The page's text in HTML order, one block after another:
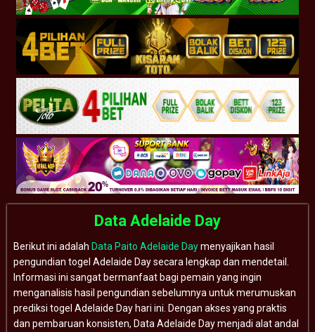
Data Adelaide Day
Berikut ini adalah Data Paito Adelaide Daymenyajikan hasil
pengundian togel Adelaide Day secara lengkap dan mendetail.
Informasi ini sangat bermanfaat bagi pemain yang ingin
menganalisis hasil pengundian sebelumnya untuk merumuskan
prediksi togel Adelaide Day hari ini. Dengan akses yang praktis
dan pembaruan konsisten, Data Adelaide Day menjadi alat andal